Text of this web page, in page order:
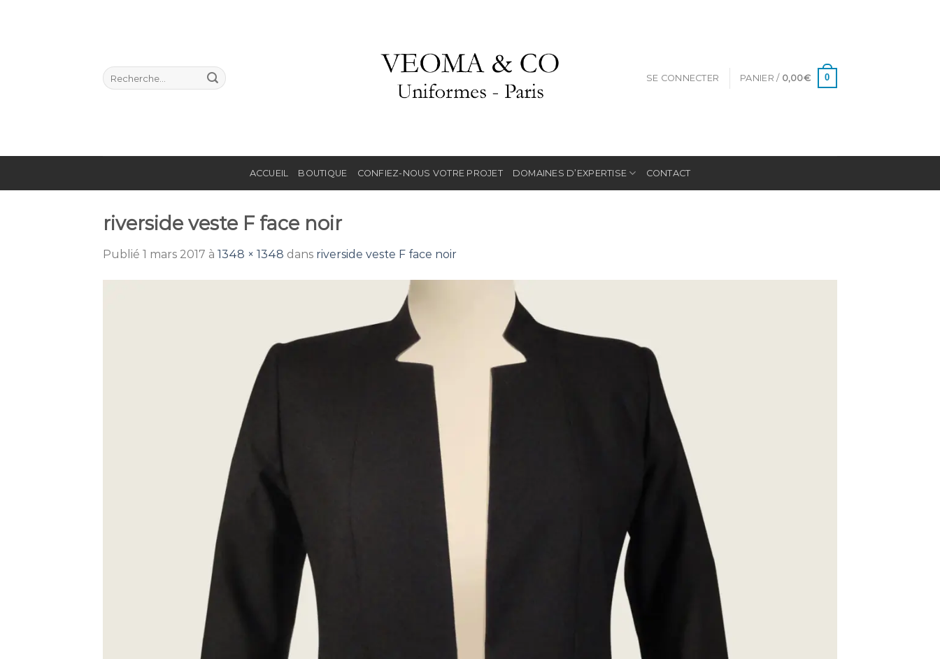
Recherche
pour :
SE CONNECTER PANIER / 0,00€ 0
ACCUEIL BOUTIQUE CONFIEZ-NOUS VOTRE PROJET DOMAINES D’EXPERTISE CONTACT
riverside veste F face noir
Publié 1 mars 2017 à 1348 × 1348 dans riverside veste F face noir